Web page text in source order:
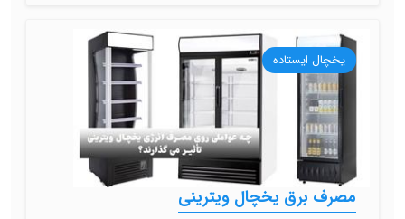
یخچال ایستاده
مصرف برق یخچال ویترینی